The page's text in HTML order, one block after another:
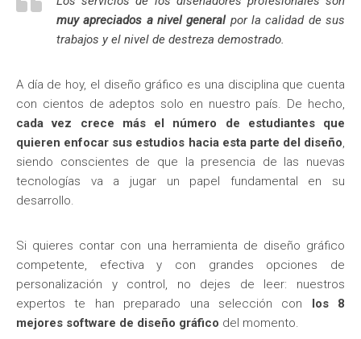
muy apreciados a nivel general por la calidad de sus
trabajos y el nivel de destreza demostrado.
A día de hoy, el diseño gráfico es una disciplina que cuenta
con cientos de adeptos solo en nuestro país. De hecho,
cada vez crece más el número de estudiantes que
quieren enfocar sus estudios hacia esta parte del diseño,
siendo conscientes de que la presencia de las nuevas
tecnologías va a jugar un papel fundamental en su
desarrollo.
Si quieres contar con una herramienta de diseño gráfico
competente, efectiva y con grandes opciones de
personalización y control, no dejes de leer: nuestros
expertos te han preparado una selección con
los 8
mejores software de diseño gráfico del momento.